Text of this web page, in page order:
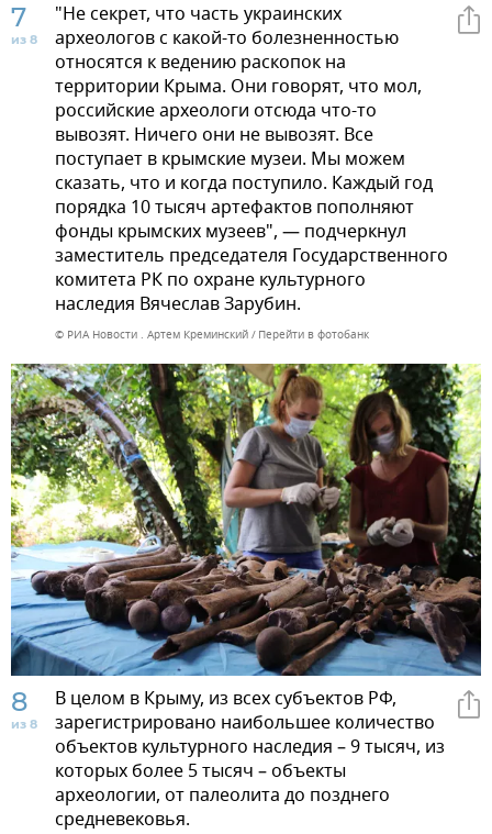
7
из 8
"Не секрет, что часть украинских
археологов с какой-то болезненностью
относятся к ведению раскопок на
территории Крыма. Они говорят, что мол,
российские археологи отсюда что-то
вывозят. Ничего они не вывозят. Все
поступает в крымские музеи. Мы можем
сказать, что и когда поступило. Каждый год
порядка 10 тысяч артефактов пополняют
фонды крымских музеев", — подчеркнул
заместитель председателя Государственного
комитета РК по охране культурного
наследия Вячеслав Зарубин.
© РИА Новости . Артем Креминский Перейти в фотобанк
8
из 8
В целом в Крыму, из всех субъектов РФ,
зарегистрировано наибольшее количество
объектов культурного наследия – 9 тысяч, из
которых более 5 тысяч – объекты
археологии, от палеолита до позднего
средневековья.